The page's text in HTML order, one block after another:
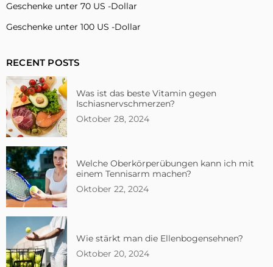
Geschenke unter 70 US -Dollar
Geschenke unter 100 US -Dollar
RECENT POSTS
Was ist das beste Vitamin gegen
Ischiasnervschmerzen?
Oktober 28, 2024
Welche Oberkörperübungen kann ich mit
einem Tennisarm machen?
Oktober 22, 2024
Wie stärkt man die Ellenbogensehnen?
Oktober 20, 2024